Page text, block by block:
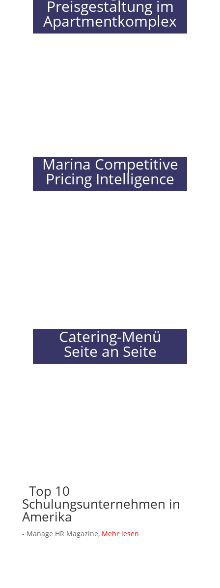
Preisgestaltung im
Apartmentkomplex
Marina Competitive
Pricing Intelligence
Catering-Menü
Seite an Seite
Top 10
Schulungsunternehmen in
Amerika
- Manage HR Magazine, Mehr lesen